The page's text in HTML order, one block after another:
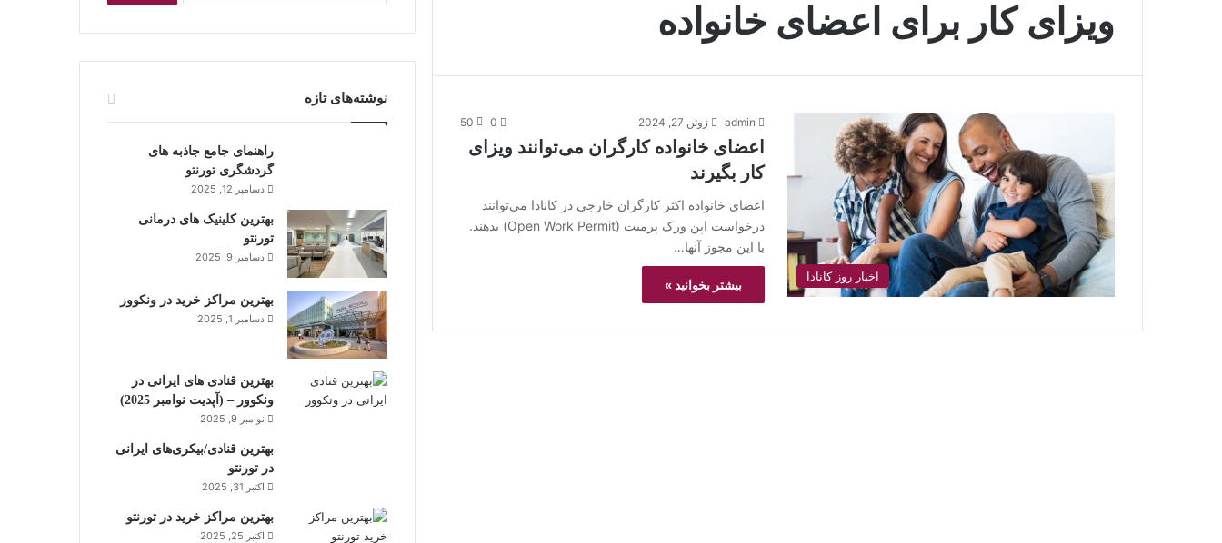
ویزای کار برای اعضای خانواده
اخبار روز کانادا
admin ژوئن 27, 2024 0
50
اعضای خانواده کارگران می‌توانند ویزای
کار بگیرند
اعضای خانواده اکثر کارگران خارجی در کانادا می‌توانند
درخواست اپن ورک پرمیت (Open Work Permit) بدهند.
با این مجوز آنها…
بیشتر بخوانید »
ج
:
نوشته‌های تازه
راهنمای جامع جاذبه های
گردشگری تورنتو
دسامبر 12, 2025
بهترین کلینیک های درمانی
تورنتو
دسامبر 9, 2025
بهترین مراکز خرید در ونکوور
دسامبر 1, 2025
بهترین قنادی های ایرانی در
ونکوور – (آپدیت نوامبر 2025)
نوامبر 9, 2025
بهترین قنادی/بیکری‌های ایرانی
در تورنتو
اکتبر 31, 2025
بهترین مراکز خرید در تورنتو
اکتبر 25, 2025